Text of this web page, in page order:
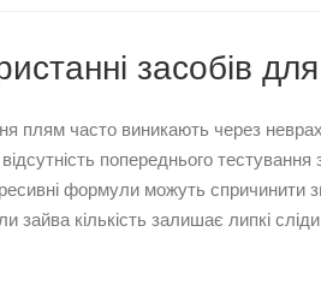
засобів
плям часто виникають через
попереднього тестування
формули можуть
зайва кількість залишає липкі